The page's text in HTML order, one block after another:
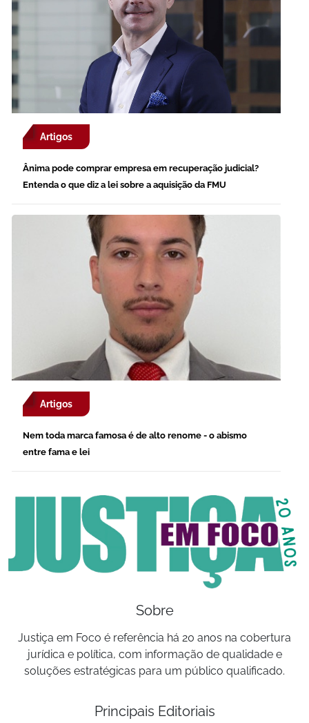
Artigos
Ânima pode comprar empresa em recuperação judicial?
Entenda o que diz a lei sobre a aquisição da FMU
Artigos
Nem toda marca famosa é de alto renome - o abismo
entre fama e lei
Sobre
Justiça em Foco é referência há 20 anos na cobertura
jurídica e política, com informação de qualidade e
soluções estratégicas para um público qualificado.
Principais Editoriais